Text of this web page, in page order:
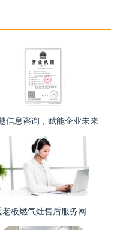
信息咨询，赋能企业未来